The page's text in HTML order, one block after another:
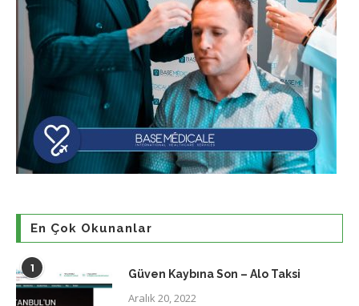
En Çok Okunanlar
1 Güven Kaybına Son – Alo Taksi
Aralık 20, 2022